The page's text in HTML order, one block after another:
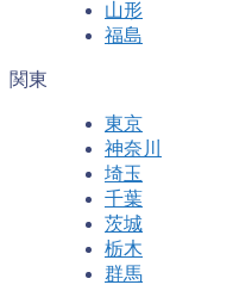
山形
福島
関東
東京
神奈川
埼玉
千葉
茨城
栃木
群馬